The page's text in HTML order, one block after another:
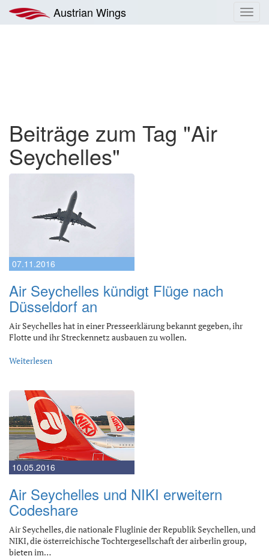
Inhalt
springen
Austrian Wings
Beiträge zum Tag "Air
Seychelles"
07.11.2016
Air Seychelles kündigt Flüge nach
Düsseldorf an
Air Seychelles hat in einer Presseerklärung bekannt gegeben, ihr
Flotte und ihr Streckennetz ausbauen zu wollen.
Weiterlesen
10.05.2016
Air Seychelles und NIKI erweitern
Codeshare
Air Seychelles, die nationale Fluglinie der Republik Seychellen, und
NIKI, die österreichische Tochtergesellschaft der airberlin group,
bieten im…